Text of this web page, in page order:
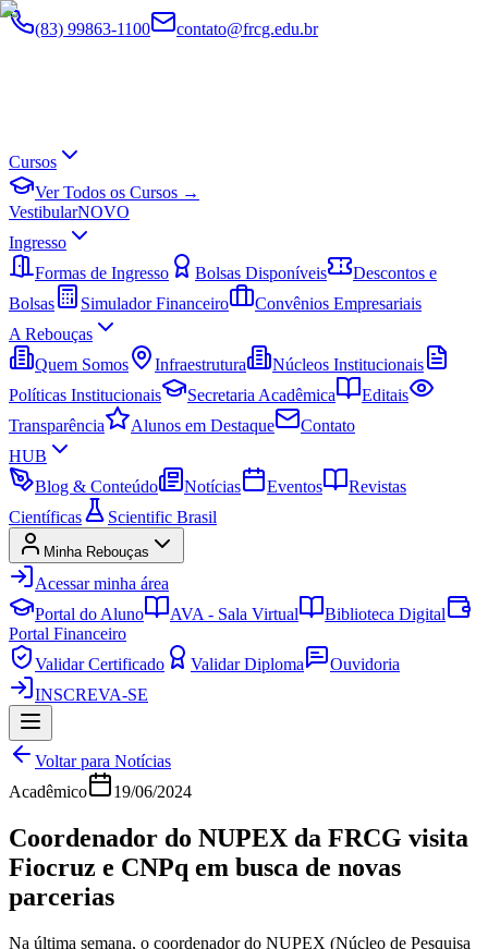
(83) 99863-1100 contato@frcg.edu.br
Cursos
Ver Todos os Cursos →
VestibularNOVO
Ingresso
Formas de Ingresso
Bolsas Disponíveis
Descontos e
Bolsas
Simulador Financeiro
Convênios Empresariais
A Rebouças
Quem Somos
Infraestrutura
Núcleos Institucionais
Políticas Institucionais
Secretaria Acadêmica
Editais
Transparência
Alunos em Destaque
Contato
HUB
Blog & Conteúdo
Notícias Eventos
Revistas
Científicas
Scientific Brasil
Minha Rebouças
Acessar minha área
Portal do Aluno
AVA - Sala Virtual
Biblioteca Digital
Portal Financeiro
Validar Certificado
Validar Diploma
Ouvidoria
INSCREVA-SE
Voltar para Notícias
Acadêmico
19/06/2024
Coordenador do NUPEX da FRCG visita
Fiocruz e CNPq em busca de novas
parcerias
Na última semana, o coordenador do NUPEX (Núcleo de Pesquisa